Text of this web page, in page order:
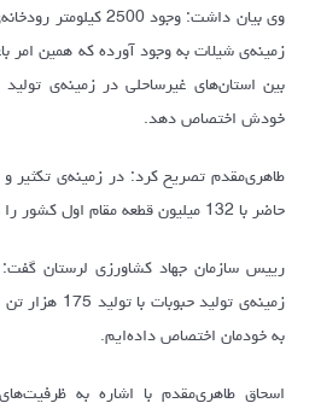
وی بیان داشت: وجود
زمینه‌ی شیلات به وجود آورده که همین امر
بین استان‌های غیرساحلی در زمینه‌ی
خودش اختصاص دهد.
طاهری‌مقدم تصریح کرد: در زمینه‌ی
حاضر با 132 میلیون قطعه مقام اول کشور را داریم.
رییس سازمان جهاد کشاورزی لرستان
زمینه‌ی تولید
به خودمان اختصاص داده‌ایم.
اسحاق طاهری‌مقدم با اشاره به